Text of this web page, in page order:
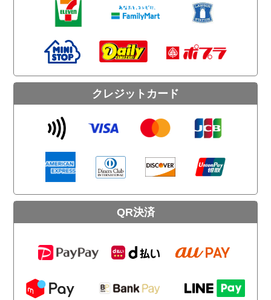
クレジットカード
QR決済